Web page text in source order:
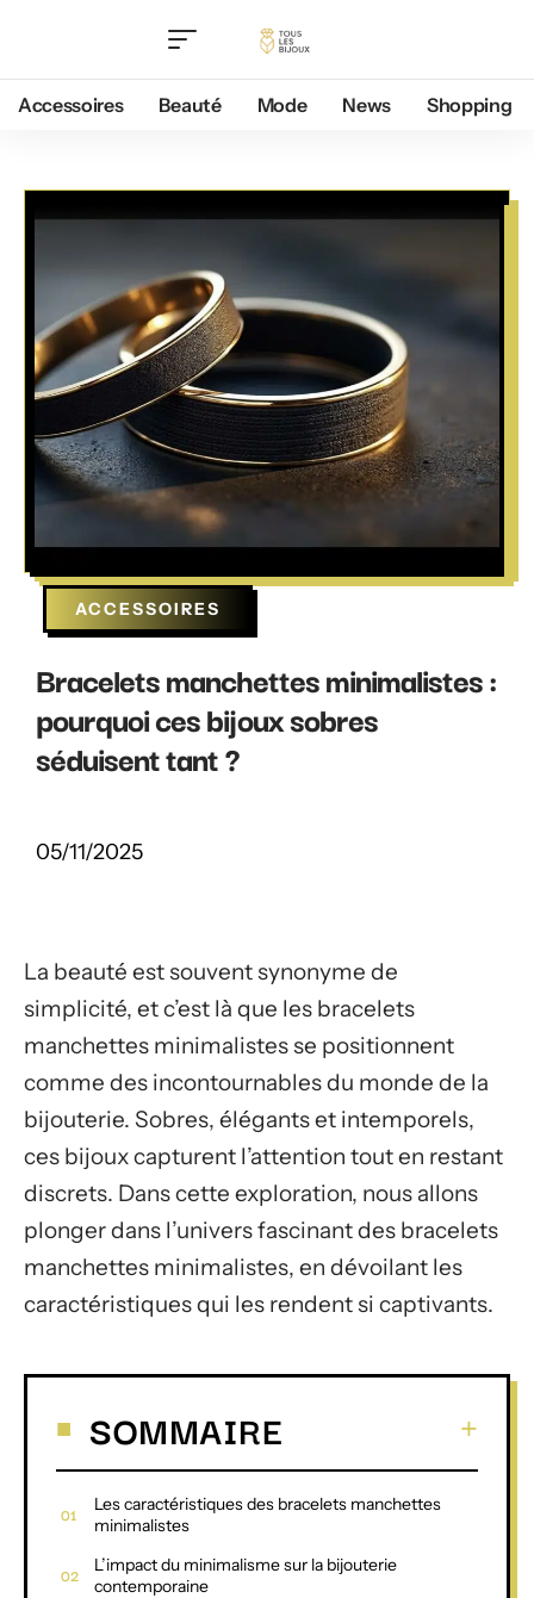
Accessoires Beauté Mode News Shopping
ACCESSOIRES
Bracelets manchettes minimalistes :
pourquoi ces bijoux sobres
séduisent tant ?
05/11/2025
La beauté est souvent synonyme de
simplicité, et c’est là que les bracelets
manchettes minimalistes se positionnent
comme des incontournables du monde de la
bijouterie. Sobres, élégants et intemporels,
ces bijoux capturent l’attention tout en restant
discrets. Dans cette exploration, nous allons
plonger dans l’univers fascinant des bracelets
manchettes minimalistes, en dévoilant les
caractéristiques qui les rendent si captivants.
SOMMAIRE
Les caractéristiques des bracelets manchettes
minimalistes
L’impact du minimalisme sur la bijouterie
contemporaine